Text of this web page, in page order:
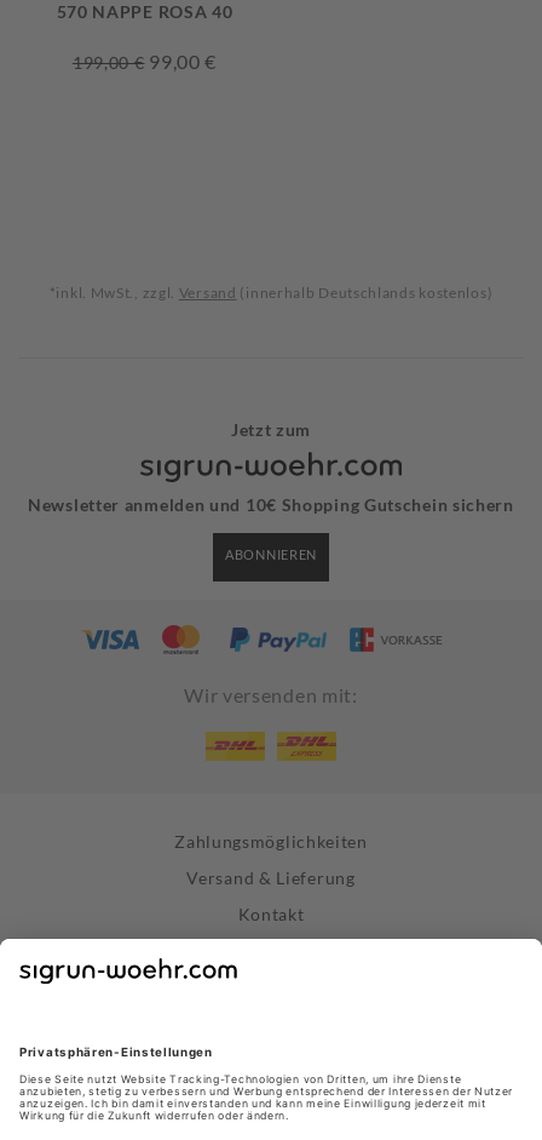
570 NAPPE ROSA 40
199,00 € 99,00 €
*inkl. MwSt., zzgl. Versand (innerhalb Deutschlands kostenlos)
Jetzt zum
Newsletter anmelden und 10€ Shopping Gutschein sichern
ABONNIEREN
Wir versenden mit:
Zahlungsmöglichkeiten
Versand & Lieferung
Kontakt
Impressum